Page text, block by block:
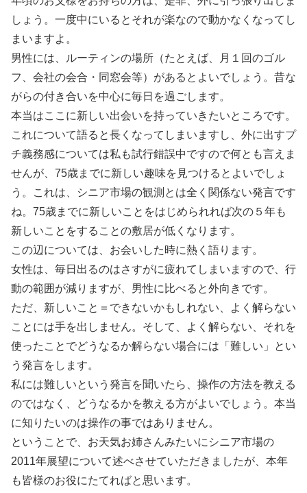
しょう。一度中にいるとそれが楽なので動かなくなってし
まいますよ。
男性には、ルーティンの場所（たとえば、月１回のゴル
フ、会社の会合・同窓会等）があるとよいでしょう。昔な
がらの付き合いを中心に毎日を過ごします。
本当はここに新しい出会いを持っていきたいところです。
これについて語ると長くなってしまいますし、外に出すプ
チ義務感については私も試行錯誤中ですので何とも言えま
せんが、75歳までに新しい趣味を見つけるとよいでしょ
う。これは、シニア市場の観測とは全く関係ない発言です
ね。75歳までに新しいことをはじめられれば次の５年も
新しいことをすることの敷居が低くなります。
この辺については、お会いした時に熱く語ります。
女性は、毎日出るのはさすがに疲れてしまいますので、行
動の範囲が減りますが、男性に比べると外向きです。
ただ、新しいこと＝できないかもしれない、よく解らない
ことには手を出しません。そして、よく解らない、それを
使ったことでどうなるか解らない場合には「難しい」とい
う発言をします。
私には難しいという発言を聞いたら、操作の方法を教える
のではなく、どうなるかを教える方がよいでしょう。本当
に知りたいのは操作の事ではありません。
ということで、お天気お姉さんみたいにシニア市場の
2011年展望について述べさせていただきましたが、本年
も皆様のお役にたてればと思います。